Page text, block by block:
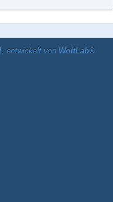
, entwickelt von WoltLab®